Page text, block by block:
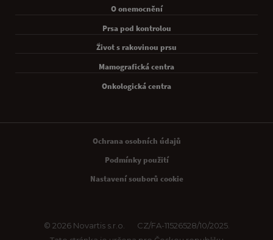
O onemocnění
Prsa pod kontrolou
Život s rakovinou prsu
Mamografická centra
Onkologická centra
Legal [Footer Second]Ochrana osobních údajů
Podmínky použití
Nastavení souborů cookie
© 2026 Novartis s.r.o.
CZ/FA-11526528/10/2025.